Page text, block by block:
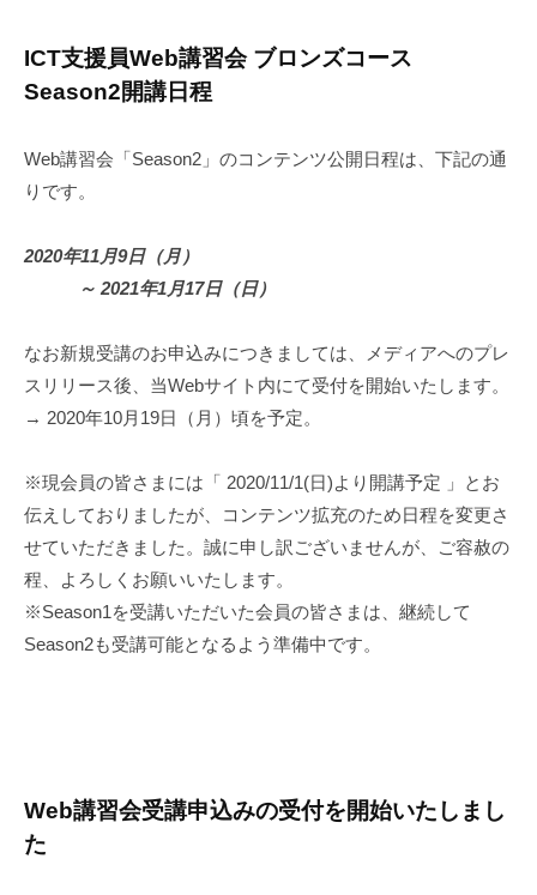
ICT支援員Web講習会 ブロンズコース
Season2開講日程
Web講習会「Season2」のコンテンツ公開日程は、下記の通
りです。
2020年11月9日（月）
～ 2021年1月17日（日）
なお新規受講のお申込みにつきましては、メディアへのプレ
スリリース後、当Webサイト内にて受付を開始いたします。
→ 2020年10月19日（月）頃を予定。
※現会員の皆さまには「 2020/11/1(日)より開講予定 」とお
伝えしておりましたが、コンテンツ拡充のため日程を変更さ
せていただきました。誠に申し訳ございませんが、ご容赦の
程、よろしくお願いいたします。
※Season1を受講いただいた会員の皆さまは、継続して
Season2も受講可能となるよう準備中です。
Web講習会受講申込みの受付を開始いたしまし
た